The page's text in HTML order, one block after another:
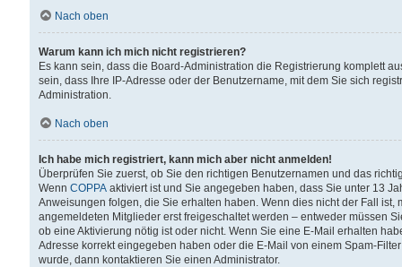
Nach oben
Warum kann ich mich nicht registrieren?
Es kann sein, dass die Board-Administration die Registrierung komplett
sein, dass Ihre IP-Adresse oder der Benutzername, mit dem Sie sich
Administration.
Nach oben
Ich habe mich registriert, kann mich aber nicht anmelden!
Überprüfen Sie zuerst, ob Sie den richtigen Benutzernamen und das
Wenn COPPA aktiviert ist und Sie angegeben haben, dass Sie unter 13
Anweisungen folgen, die Sie erhalten haben. Wenn dies nicht der Fall
angemeldeten Mitglieder erst freigeschaltet werden – entweder müssen
ob eine Aktivierung nötig ist oder nicht. Wenn Sie eine E-Mail erhalten
Adresse korrekt eingegeben haben oder die E-Mail von einem Spam-
wurde, dann kontaktieren Sie einen Administrator.